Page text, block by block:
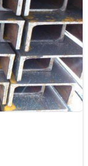
лист стальной ,
шестигранник .
склады в 40
резка металла,
5; Швеллер 6
14; Швеллер
24; Швеллер
ЕВРАЗ НТМК
ГОСТ 8240-97